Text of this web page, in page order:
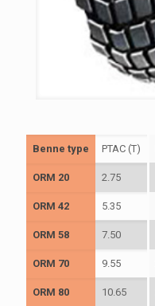
Benne type
ORM 20
ORM 42
ORM 58
ORM 70
ORM 80
PTAC (T)
2.75
5.35
7.50
9.55
10.65